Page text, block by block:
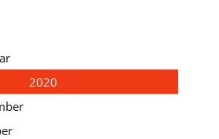
2020